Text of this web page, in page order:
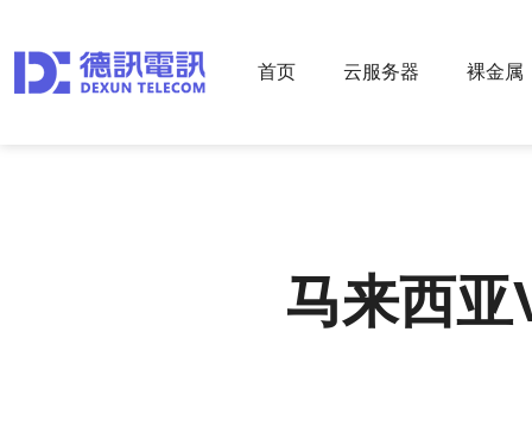
首页 云服务器 裸金属
马来西亚